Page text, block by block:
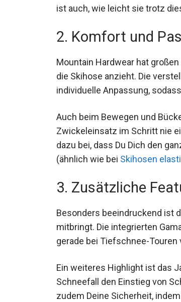
ist auch, wie leicht sie trotz
2. Komfort und
Mountain Hardwear hat
man die Skihose anzieht. Die
eine individuelle Anpassung,
Auch beim Bewegen und
Zwickeleinsatz im Schritt nie
dazu bei, dass Du Dich den
ist (ähnlich wie beiSkihosen
3. Zusätzliche
Besonders beeindruckend ist
mitbringt. Die integrierten
gerade bei Tiefschnee-
Ein weiteres Highlight ist das
Schneefall den Einstieg von
zudem Deine Sicherheit,